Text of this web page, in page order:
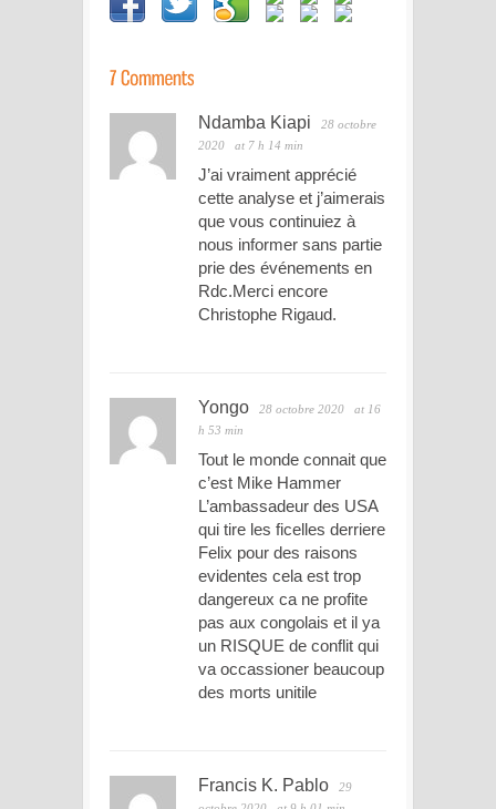
Ndamba Kiapi
28 octobre
2020
at 7 h 14 min
J’ai vraiment apprécié
cette analyse et j’aimerais
que vous continuiez à
nous informer sans partie
prie des événements en
Rdc.Merci encore
Christophe Rigaud.
Yongo 28 octobre 2020
at 16
h 53 min
Tout le monde connait que
c’est Mike Hammer
L’ambassadeur des USA
qui tire les ficelles derriere
Felix pour des raisons
evidentes cela est trop
dangereux ca ne profite
pas aux congolais et il ya
un RISQUE de conflit qui
va occassioner beaucoup
des morts unitile
Francis K. Pablo
29